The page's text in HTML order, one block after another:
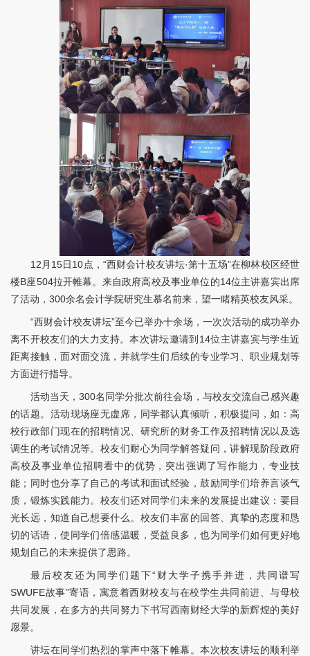
12月15日10点，“西财会计校友讲坛·第十五场”在柳林校区经世
楼B座504拉开帷幕。来自政府高校及事业单位的14位主讲嘉宾出席
了活动，300余名会计学院研究生慕名前来，望一睹精英校友风采。
“西财会计校友讲坛”至今已举办十余场，一次次活动的成功举办
离不开校友们的大力支持。本次讲坛邀请到14位主讲嘉宾与学生近
距离接触，面对面交流，并就学生们后续的专业学习、职业规划等
方面进行指导。
活动当天，300名同学分批次前往会场，与校友交流自己感兴趣
的话题。活动现场座无虚席，同学都认真倾听，积极提问，如：高
校行政部门现在的招聘情况、研究所的财务工作及招聘情况以及选
调生的考试情况等。校友们耐心为同学解答疑问，讲解现阶段政府
高校及事业单位招聘看中的优势，突出强调了写作能力，专业技
能；同时也分享了自己的考试和面试经验，鼓励同学们培养言谈气
质，锻炼实践能力。校友们还对同学们未来的发展提出建议：要目
光长远，知道自己想要什么。校友们丰富的回答、真挚的态度和恳
切的话语，使同学们倍感温暖，受益良多，也为同学们如何更好地
规划自己的未来提供了思路。
最后校友还为同学们题下“财大学子携手并进，共同谱写
SWUFE故事”寄语，寓意着西财校友与在校学生共同前进、与母校
共同发展，在多方的共同努力下书写西南财经大学的新辉煌的美好
愿景。
讲坛在同学们热烈的掌声中落下帷幕。本次校友讲坛的顺利举